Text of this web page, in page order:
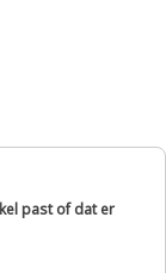
past of dat er